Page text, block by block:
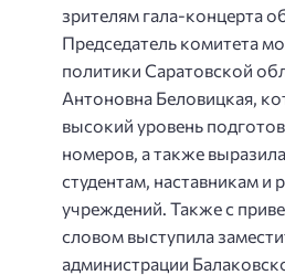
зрителям гала-концерта
Председатель комитета
политики Саратовской
Антоновна Беловицкая,
высокий уровень
номеров, а также
студентам, наставникам и
учреждений. Также с
словом выступила
администрации